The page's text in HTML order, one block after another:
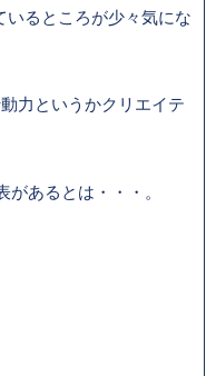
いるところが少々気にな
力というかクリエイテ
あるとは・・・。